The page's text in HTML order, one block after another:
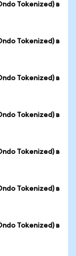
Tokenized) в
Tokenized) в
Tokenized) в
Tokenized) в
Tokenized) в
Tokenized) в
Tokenized) в